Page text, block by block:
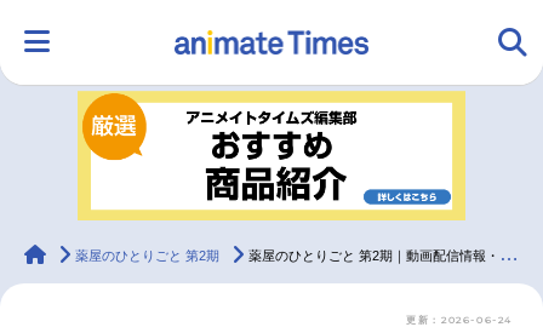
ランキング アニメ
ラジオ
animateTimes
薬屋のひとりごと 第2期 薬屋のひとりごと 第2期｜動画配信情報・2025冬アニメ最新情報一覧
更新：2026-06-24